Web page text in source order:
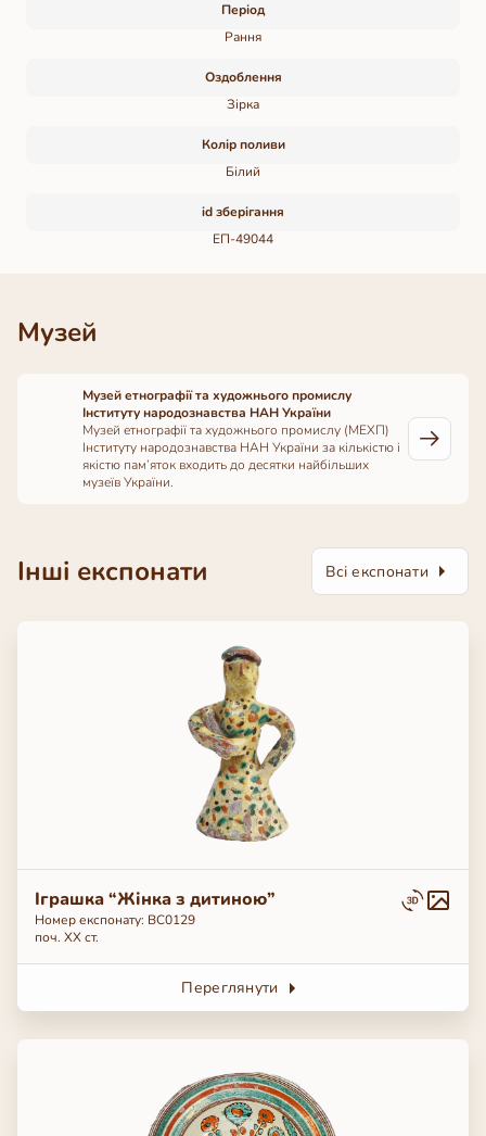
Період
Рання
Оздоблення
Зірка
Колір поливи
Білий
id зберігання
ЕП-49044
Музей
Музей етнографії та художнього промислу
Інституту народознавства НАН України
Музей етнографії та художнього промислу (МЕХП)
Інституту народознавства НАН України за кількістю і
якістю пам’яток входить до десятки найбільших
музеїв України.
Інші експонати Всі експонати
Іграшка “Жінка з дитиною”
Номер експонату: ВС0129
поч. ХХ ст.
Переглянути